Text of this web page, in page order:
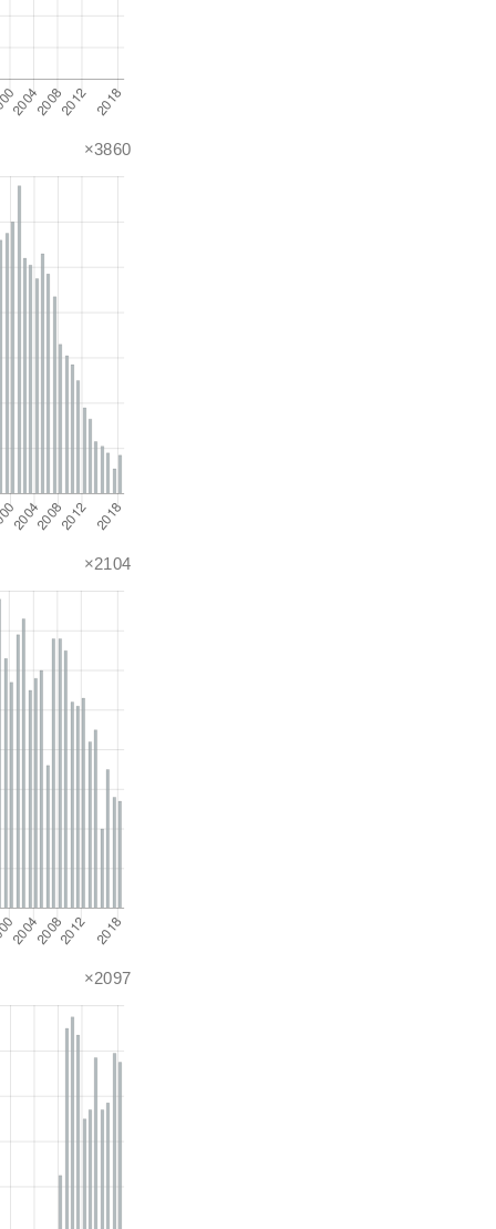
×3860
×2104
×2097